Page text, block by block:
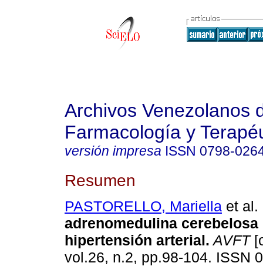
Archivos Venezolanos
Farmacología y
versión impresa ISSN 0798-
Resumen
PASTORELLO, Mariella et al.
adrenomedulina cerebelosa
hipertensión arterial. AVFT
vol.26, n.2, pp.98-104. ISSN